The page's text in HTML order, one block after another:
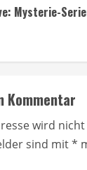
Mysterie-
Kommentar
wird
sind mit*